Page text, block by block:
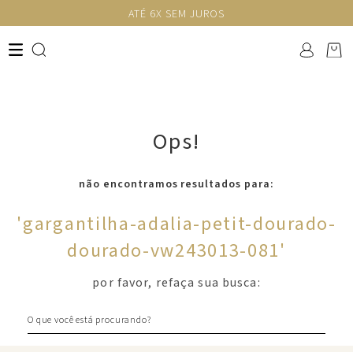
ATÉ 6X SEM JUROS
Ops!
não encontramos resultados para:
'gargantilha-adalia-petit-dourado-
dourado-vw243013-081'
por favor, refaça sua busca: